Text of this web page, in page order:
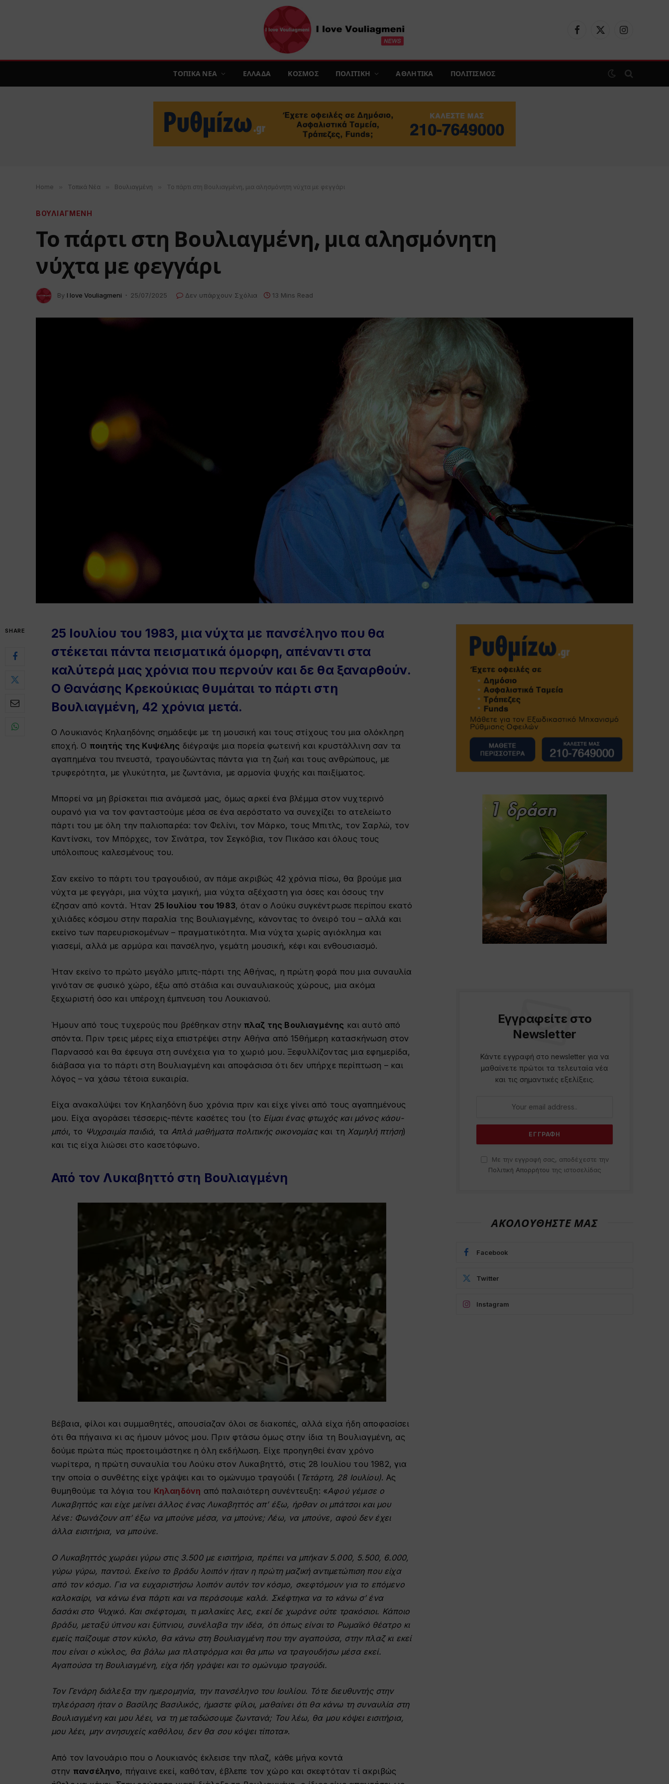
Facebook
X
Instagram
ΤΟΠΙΚΑ ΝΕΑ ΕΛΛΑΔΑ ΚΟΣΜΟΣ ΠΟΛΙΤΙΚΗ ΑΘΛΗΤΙΚΑ ΠΟΛΙΤΙΣΜΟΣ
Home » Τοπικά Νέα » Βουλιαγμένη » Το πάρτι στη Βουλιαγμένη, μια αλησμόνητη νύχτα με φεγγάρι
ΒΟΥΛΙΑΓΜΕΝΗ
Το πάρτι στη Βουλιαγμένη, μια αλησμόνητη
νύχτα με φεγγάρι
By I love Vouliagmeni 25/07/2025 Δεν υπάρχουν Σχόλια 13 Mins Read
SHARE
25 Ιουλίου του 1983, μια νύχτα με πανσέληνο που θα
στέκεται πάντα πεισματικά όμορφη, απέναντι στα
καλύτερά μας χρόνια που περνούν και δε θα ξαναρθούν.
Ο Θανάσης Κρεκούκιας θυμάται το πάρτι στη
Βουλιαγμένη, 42 χρόνια μετά.
Ο Λουκιανός Κηλαηδόνης σημάδεψε με τη μουσική και τους στίχους του μια ολόκληρη
εποχή. Ο ποιητής της Κυψέλης διέγραψε μια πορεία φωτεινή και κρυστάλλινη σαν τα
αγαπημένα του πνευστά, τραγουδώντας πάντα για τη ζωή και τους ανθρώπους, με
τρυφερότητα, με γλυκύτητα, με ζωντάνια, με αρμονία ψυχής και παιξίματος.
Μπορεί να μη βρίσκεται πια ανάμεσά μας, όμως αρκεί ένα βλέμμα στον νυχτερινό
ουρανό για να τον φανταστούμε μέσα σε ένα αερόστατο να συνεχίζει το ατελείωτο
πάρτι του με όλη την παλιοπαρέα: τον Φελίνι, τον Μάρκο, τους Μπιτλς, τον Σαρλώ, τον
Καντίνσκι, τον Μπόρχες, τον Σινάτρα, τον Σεγκόβια, τον Πικάσο και όλους τους
υπόλοιπους καλεσμένους του.
Σαν εκείνο το πάρτι του τραγουδιού, αν πάμε ακριβώς 42 χρόνια πίσω, θα βρούμε μια
νύχτα με φεγγάρι, μια νύχτα μαγική, μια νύχτα αξέχαστη για όσες και όσους την
έζησαν από κοντά. Ήταν 25 Ιουλίου του 1983, όταν ο Λούκυ συγκέντρωσε περίπου εκατό
χιλιάδες κόσμου στην παραλία της Βουλιαγμένης, κάνοντας το όνειρό του – αλλά και
εκείνο των παρευρισκομένων – πραγματικότητα. Μια νύχτα χωρίς αγιόκλημα και
γιασεμί, αλλά με αρμύρα και πανσέληνο, γεμάτη μουσική, κέφι και ενθουσιασμό.
Ήταν εκείνο το πρώτο μεγάλο μπιτς-πάρτι της Αθήνας, η πρώτη φορά που μια συναυλία
γινόταν σε φυσικό χώρο, έξω από στάδια και συναυλιακούς χώρους, μια ακόμα
ξεχωριστή όσο και υπέροχη έμπνευση του Λουκιανού.
Ήμουν από τους τυχερούς που βρέθηκαν στην πλαζ της Βουλιαγμένης και αυτό από
σπόντα. Πριν τρεις μέρες είχα επιστρέψει στην Αθήνα από 15θήμερη κατασκήνωση στον
Παρνασσό και θα έφευγα στη συνέχεια για το χωριό μου. Ξεφυλλίζοντας μια εφημερίδα,
διάβασα για το πάρτι στη Βουλιαγμένη και αποφάσισα ότι δεν υπήρχε περίπτωση – και
λόγος – να χάσω τέτοια ευκαιρία.
Είχα ανακαλύψει τον Κηλαηδόνη δυο χρόνια πριν και είχε γίνει από τους αγαπημένους
μου. Είχα αγοράσει τέσσερις-πέντε κασέτες του (το Είμαι ένας φτωχός και μόνος κάου-
μπόι, το Ψυχραιμία παιδιά, τα Απλά μαθήματα πολιτικής οικονομίαςκαι τη Χαμηλή πτήση)
και τις είχα λιώσει στο κασετόφωνο.
Από τον Λυκαβηττό στη Βουλιαγμένη
Βέβαια, φίλοι και συμμαθητές, απουσίαζαν όλοι σε διακοπές, αλλά είχα ήδη αποφασίσει
ότι θα πήγαινα κι ας ήμουν μόνος μου. Πριν φτάσω όμως στην ίδια τη Βουλιαγμένη, ας
δούμε πρώτα πώς προετοιμάστηκε η όλη εκδήλωση. Είχε προηγηθεί έναν χρόνο
νωρίτερα, η πρώτη συναυλία του Λούκυ στον Λυκαβηττό, στις 28 Ιουλίου του 1982, για
την οποία ο συνθέτης είχε γράψει και το ομώνυμο τραγούδι ( Τετάρτη, 28 Ιουλίου). Ας
θυμηθούμε τα λόγια του Κηλαηδόνη από παλαιότερη συνέντευξη: «Αφού γέμισε ο
Λυκαβηττός και είχε μείνει άλλος ένας Λυκαβηττός απ’ έξω, ήρθαν οι μπάτσοι και μου
λένε: Φωνάζουν απ’ έξω να μπούνε μέσα, να μπούνε; Λέω, να μπούνε, αφού δεν έχει
άλλα εισιτήρια, να μπούνε.
Ο Λυκαβηττός χωράει γύρω στις 3.500 με εισιτήρια, πρέπει να μπήκαν 5.000, 5.500, 6.000,
γύρω γύρω, παντού. Εκείνο το βράδυ λοιπόν ήταν η πρώτη μαζική αντιμετώπιση που είχα
από τον κόσμο. Για να ευχαριστήσω λοιπόν αυτόν τον κόσμο, σκεφτόμουν για το επόμενο
καλοκαίρι, να κάνω ένα πάρτι και να περάσουμε καλά. Σκέφτηκα να το κάνω σ’ ένα
δασάκι στο Ψυχικό. Και σκέφτομαι, τι μαλακίες λες, εκεί δε χωράνε ούτε τρακόσιοι. Κάποιο
βράδυ, μεταξύ ύπνου και ξύπνιου, συνέλαβα την ιδέα, ότι όπως είναι το Ρωμαϊκό θέατρο κι
εμείς παίζουμε στον κύκλο, θα κάνω στη Βουλιαγμένη που την αγαπούσα, στην πλαζ κι εκεί
που είναι ο κύκλος, θα βάλω μια πλατφόρμα και θα μπω να τραγουδήσω μέσα εκεί.
Αγαπούσα τη Βουλιαγμένη, είχα ήδη γράψει και το ομώνυμο τραγούδι.
Τον Γενάρη διάλεξα την ημερομηνία, την πανσέληνο του Ιουλίου. Τότε διευθυντής στην
τηλεόραση ήταν ο Βασίλης Βασιλικός, ήμαστε φίλοι, μαθαίνει ότι θα κάνω τη συναυλία στη
Βουλιαγμένη και μου λέει, να τη μεταδώσουμε ζωντανά; Του λέω, θα μου κόψει εισιτήρια,
μου λέει, μην ανησυχείς καθόλου, δεν θα σου κόψει τίποτα».
Από τον Ιανουάριο που ο Λουκιανός έκλεισε την πλαζ, κάθε μήνα κοντά
στην πανσέληνο, πήγαινε εκεί, καθόταν, έβλεπε τον χώρο και σκεφτόταν τί ακριβώς
Εγγραφείτε στο
Newsletter
Κάντε εγγραφή στο newsletter για να
μαθαίνετε πρώτοι τα τελευταία νέα
και τις σημαντικές εξελίξεις.
Με την εγγραφή σας, αποδέχεστε την
Πολιτική Απορρήτου της ιστοσελίδας
ΑΚΟΛΟΥΘΗΣΤΕ ΜΑΣ
Facebook
Twitter
Instagram